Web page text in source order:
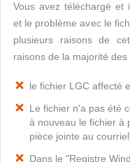
Vous avez téléchargé et
et le problème avec le
plusieurs raisons de
raisons de la majorité
le fichier LGC affecté
Le fichier n'a pas été
à nouveau le fichier à
pièce jointe au
Dans le "Registre